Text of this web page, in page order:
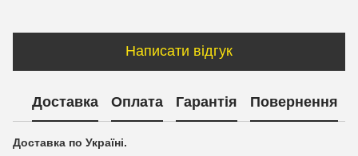
Написати відгук
Доставка Оплата Гарантія Повернення
Доставка по Україні.